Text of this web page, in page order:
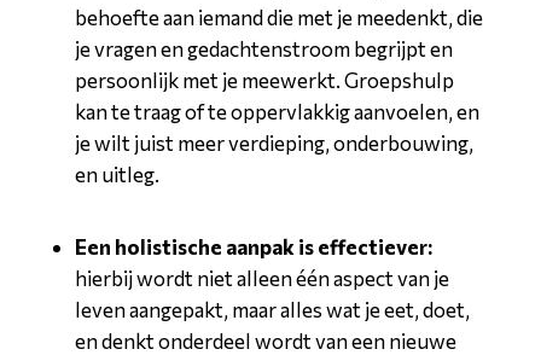
behoefte aan iemand die met je meedenkt, die
je vragen en gedachtenstroom begrijpt en
persoonlijk met je meewerkt. Groepshulp
kan te traag of te oppervlakkig aanvoelen, en
je wilt juist meer verdieping, onderbouwing,
en uitleg.
Een holistische aanpak is effectiever:
hierbij wordt niet alleen één aspect van je
leven aangepakt, maar alles wat je eet, doet,
en denkt onderdeel wordt van een nieuwe